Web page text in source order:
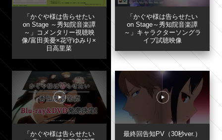
「かぐや様は告らせたい
on Stage ～秀知院音楽譚
～」コメンタリー視聴映
像/富田美憂×花守ゆみり×
日高里菜
「かぐや様は告らせたい
on Stage～秀知院音楽譚
～」キャラクターソングラ
イブ試聴映像
「かぐや様は告らせたい
最終回告知PV（30秒ver.）